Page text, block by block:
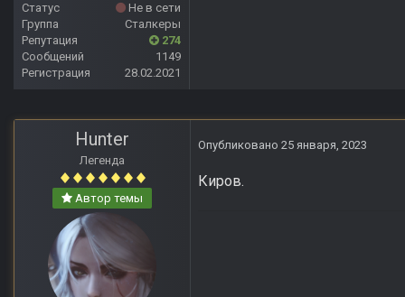
Статус
Не в сети
Группа
Сталкеры
Репутация
274
Сообщений
1149
Регистрация
28.02.2021
Hunter
Легенда
Автор темы
Опубликовано 25 января, 2023
Киров.